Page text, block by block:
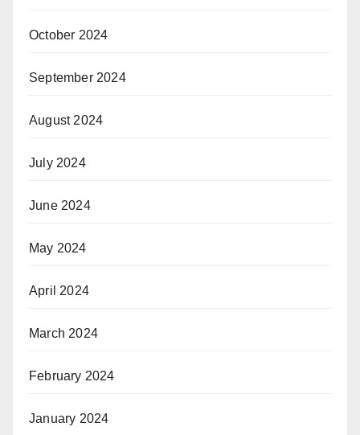
October 2024
September 2024
August 2024
July 2024
June 2024
May 2024
April 2024
March 2024
February 2024
January 2024